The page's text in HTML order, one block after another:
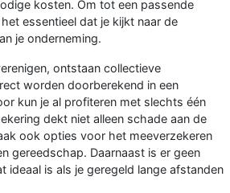
kosten. Om tot een passende
essentieel dat je kijkt naar de
je onderneming.
ontstaan collectieve
worden doorberekend in een
kun je al profiteren met slechts één
dekt niet alleen schade aan de
ook opties voor het meeverzekeren
gereedschap. Daarnaast is er geen
ideaal is als je geregeld lange afstanden